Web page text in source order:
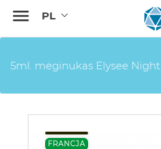

5ml. mėginukas Elysee Night
FRANCJA